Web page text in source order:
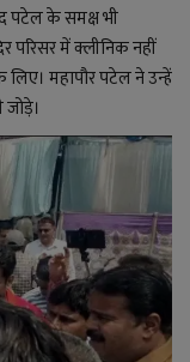
पटेल के समक्ष भी
परिसर में क्लीनिक नहीं
लिए। महापौर पटेल ने उन्हें